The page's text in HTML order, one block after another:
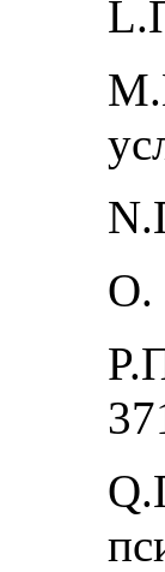
O.